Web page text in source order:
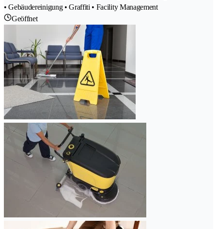
• Gebäudereinigung • Graffiti • Facility Management
Geöffnet